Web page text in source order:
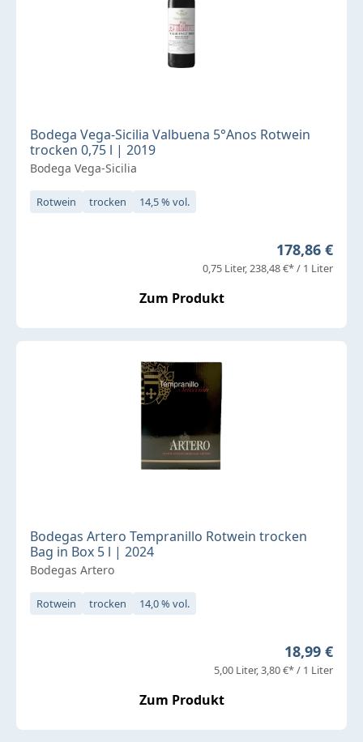
Bodega Vega-Sicilia Valbuena 5°Anos Rotwein
trocken 0,75 l | 2019
Bodega Vega-Sicilia
Rotwein trocken 14,5 % vol.
Regulärer
178,86 €
0,75 Liter 238,48 €* / 1 Liter
Zum Produkt
Bodegas Artero Tempranillo Rotwein trocken
Bag in Box 5 l | 2024
Bodegas Artero
Rotwein trocken 14,0 % vol.
Regulärer
18,99 €
5,00 Liter 3,80 €* / 1 Liter
Zum Produkt